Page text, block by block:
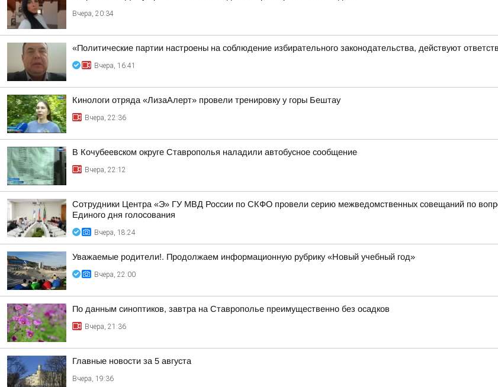
Вчера, 20:34
«Политические партии настроены на соблюдение избирательного законодательства, действуют
Вчера, 16:41
Кинологи отряда «ЛизаАлерт» провели тренировку у горы Бештау
Вчера, 22:36
В Кочубеевском округе Ставрополья наладили автобусное сообщение
Вчера, 22:12
Сотрудники Центра «Э» ГУ МВД России по СКФО провели серию межведомственных совещаний по
Единого дня голосования
Вчера, 18:24
Уважаемые родители!. Продолжаем информационную рубрику «Новый учебный год»
Вчера, 22:00
По данным синоптиков, завтра на Ставрополье преимущественно без осадков
Вчера, 21:36
Главные новости за 5 августа
Вчера, 19:36